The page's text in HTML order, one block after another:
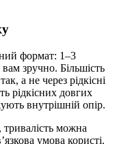
формат: 1–3
зручно. Більшість
а не через рідкісні
рідкісних довгих
внутрішній опір.
можна
умова користі.